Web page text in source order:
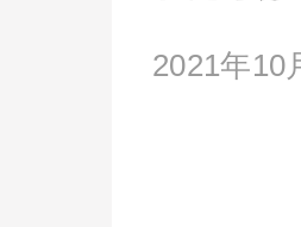
2021年10